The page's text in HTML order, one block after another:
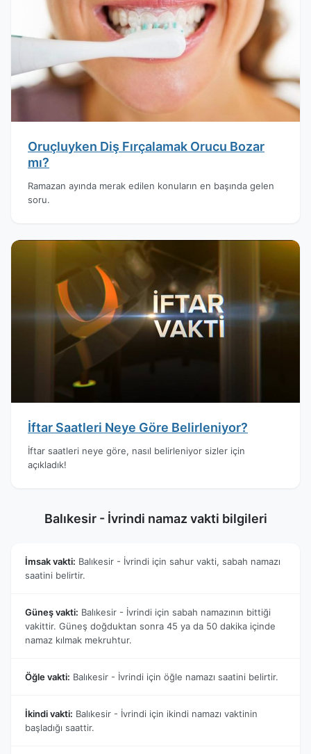
Oruçluyken Diş Fırçalamak Orucu Bozar
mı?
Ramazan ayında merak edilen konuların en başında gelen
soru.
İftar Saatleri Neye Göre Belirleniyor?
İftar saatleri neye göre, nasıl belirleniyor sizler için
açıkladık!
Balıkesir - İvrindi namaz vakti bilgileri
İmsak vakti: Balıkesir - İvrindi için sahur vakti, sabah namazı
saatini belirtir.
Güneş vakti: Balıkesir - İvrindi için sabah namazının bittiği
vakittir. Güneş doğduktan sonra 45 ya da 50 dakika içinde
namaz kılmak mekruhtur.
Öğle vakti: Balıkesir - İvrindi için öğle namazı saatini belirtir.
İkindi vakti: Balıkesir - İvrindi için ikindi namazı vaktinin
başladığı saattir.